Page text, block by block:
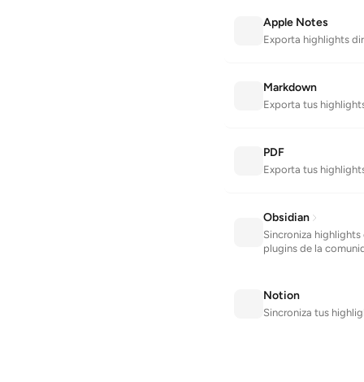
Apple Notes
Exporta highlights
Markdown
Exporta tus
PDF
Exporta tus
Obsidian
Sincroniza
plugins de la
Notion
Sincroniza tus